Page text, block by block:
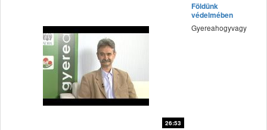
26:53
Földünk
védelmében
Gyereahogyvagy